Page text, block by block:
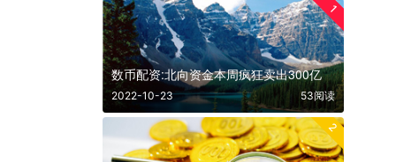
1
数币配资:北向资金本周疯狂卖出300亿
2022-10-23 53阅读
2